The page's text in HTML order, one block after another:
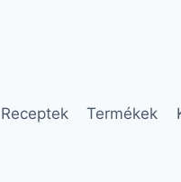
Receptek Termékek